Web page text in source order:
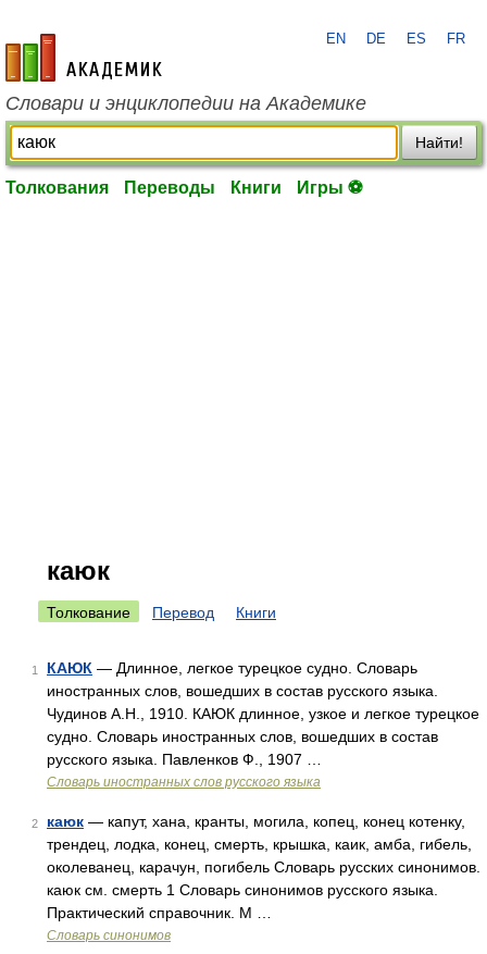
academic.ru
EN DE ES FR
Словари и энциклопедии на Академике
Найти!
Толкования Переводы Книги Игры ⚽
каюк
Толкование Перевод Книги
1 КАЮК — Длинное, легкое турецкое судно. Словарь
иностранных слов, вошедших в состав русского языка.
Чудинов А.Н., 1910. КАЮК длинное, узкое и легкое турецкое
судно. Словарь иностранных слов, вошедших в состав
русского языка. Павленков Ф., 1907 …
Словарь иностранных слов русского языка
2 каюк — капут, хана, кранты, могила, копец, конец котенку,
трендец, лодка, конец, смерть, крышка, каик, амба, гибель,
околеванец, карачун, погибель Словарь русских синонимов.
каюк см. смерть 1 Словарь синонимов русского языка.
Практический справочник. М …
Словарь синонимов